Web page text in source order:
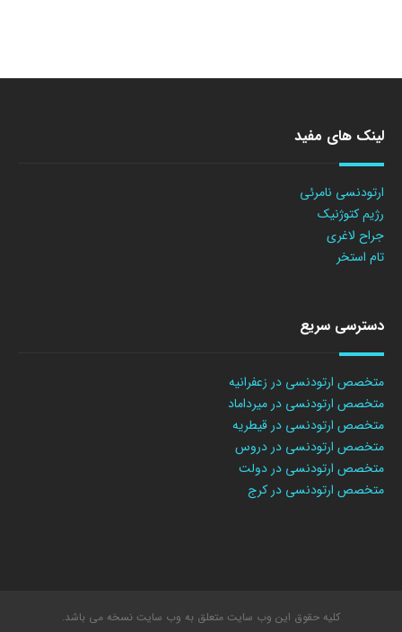
لینک های مفید
ارتودنسی نامرئی
رژیم کتوژنیک
جراح لاغری
تام استخر
دسترسی سریع
متخصص ارتودنسی در زعفرانیه
متخصص ارتودنسی در میرداماد
متخصص ارتودنسی در قیطریه
متخصص ارتودنسی در دروس
متخصص ارتودنسی در دولت
متخصص ارتودنسی در کرج
کلیه حقوق این وب سایت متعلق به وب سایت نسخه می باشد.